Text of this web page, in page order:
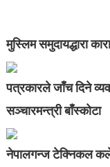
मुस्लिम समुदायद्धारा
पत्रकारले जाँच दिने
सञ्चारमन्त्री बाँस्कोटा
नेपालगन्ज टेक्निकल